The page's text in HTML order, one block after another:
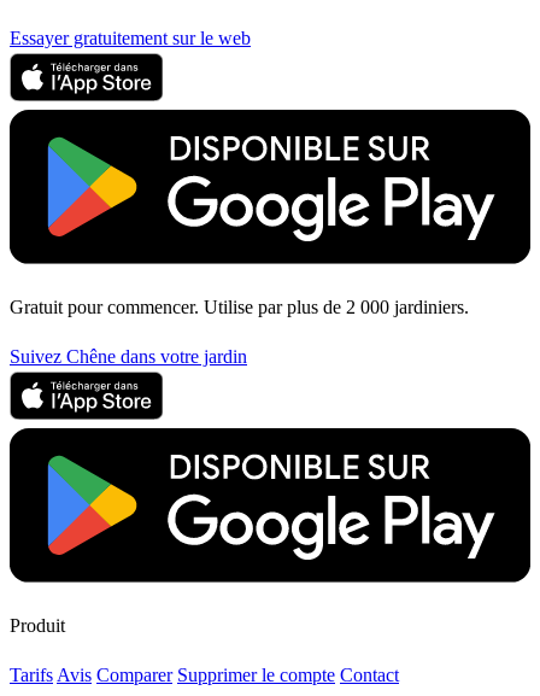
Essayer gratuitement sur le web
Gratuit pour commencer. Utilise par plus de 2 000 jardiniers.
Suivez Chêne dans votre jardin
Produit
Tarifs Avis Comparer Supprimer le compte Contact